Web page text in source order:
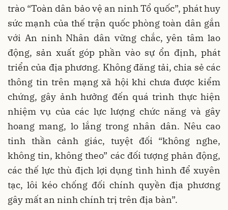
trào “Toàn dân bảo vệ an ninh Tổ quốc”, phát huy
sức mạnh của thế trận quốc phòng toàn dân gắn
với An ninh Nhân dân vững chắc, yên tâm lao
động, sản xuất góp phần vào sự ổn định, phát
triển của địa phương. Không đăng tải, chia sẻ các
thông tin trên mạng xã hội khi chưa được kiểm
chứng, gây ảnh hưởng đến quá trình thực hiện
nhiệm vụ của các lực lượng chức năng và gây
hoang mang, lo lắng trong nhân dân. Nêu cao
tinh thần cảnh giác, tuyệt đối “không nghe,
không tin, không theo” các đối tượng phản động,
các thế lực thù địch lợi dụng tình hình để xuyên
tạc, lôi kéo chống đối chính quyền địa phương
gây mất an ninh chính trị trên địa bàn”.